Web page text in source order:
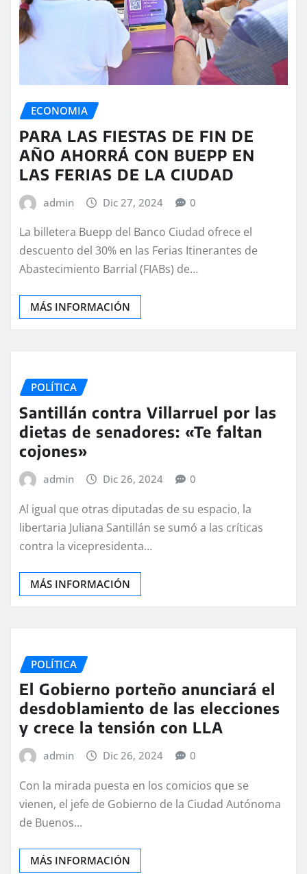
ECONOMIA
PARA LAS FIESTAS DE FIN DE
AÑO AHORRÁ CON BUEPP EN
LAS FERIAS DE LA CIUDAD
admin Dic 27, 2024 0
La billetera Buepp del Banco Ciudad ofrece el
descuento del 30% en las Ferias Itinerantes de
Abastecimiento Barrial (FIABs) de…
MÁS INFORMACIÓN
POLÍTICA
Santillán contra Villarruel por las
dietas de senadores: «Te faltan
cojones»
admin Dic 26, 2024 0
Al igual que otras diputadas de su espacio, la
libertaria Juliana Santillán se sumó a las críticas
contra la vicepresidenta…
MÁS INFORMACIÓN
POLÍTICA
El Gobierno porteño anunciará el
desdoblamiento de las elecciones
y crece la tensión con LLA
admin Dic 26, 2024 0
Con la mirada puesta en los comicios que se
vienen, el jefe de Gobierno de la Ciudad Autónoma
de Buenos…
MÁS INFORMACIÓN